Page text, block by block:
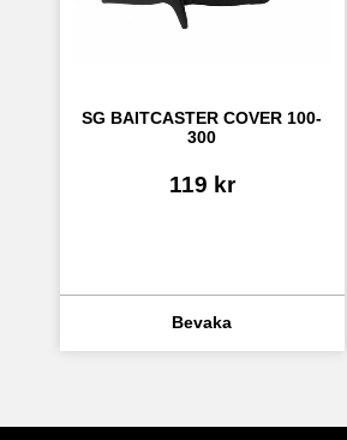
SG BAITCASTER COVER 100-
300
119 kr